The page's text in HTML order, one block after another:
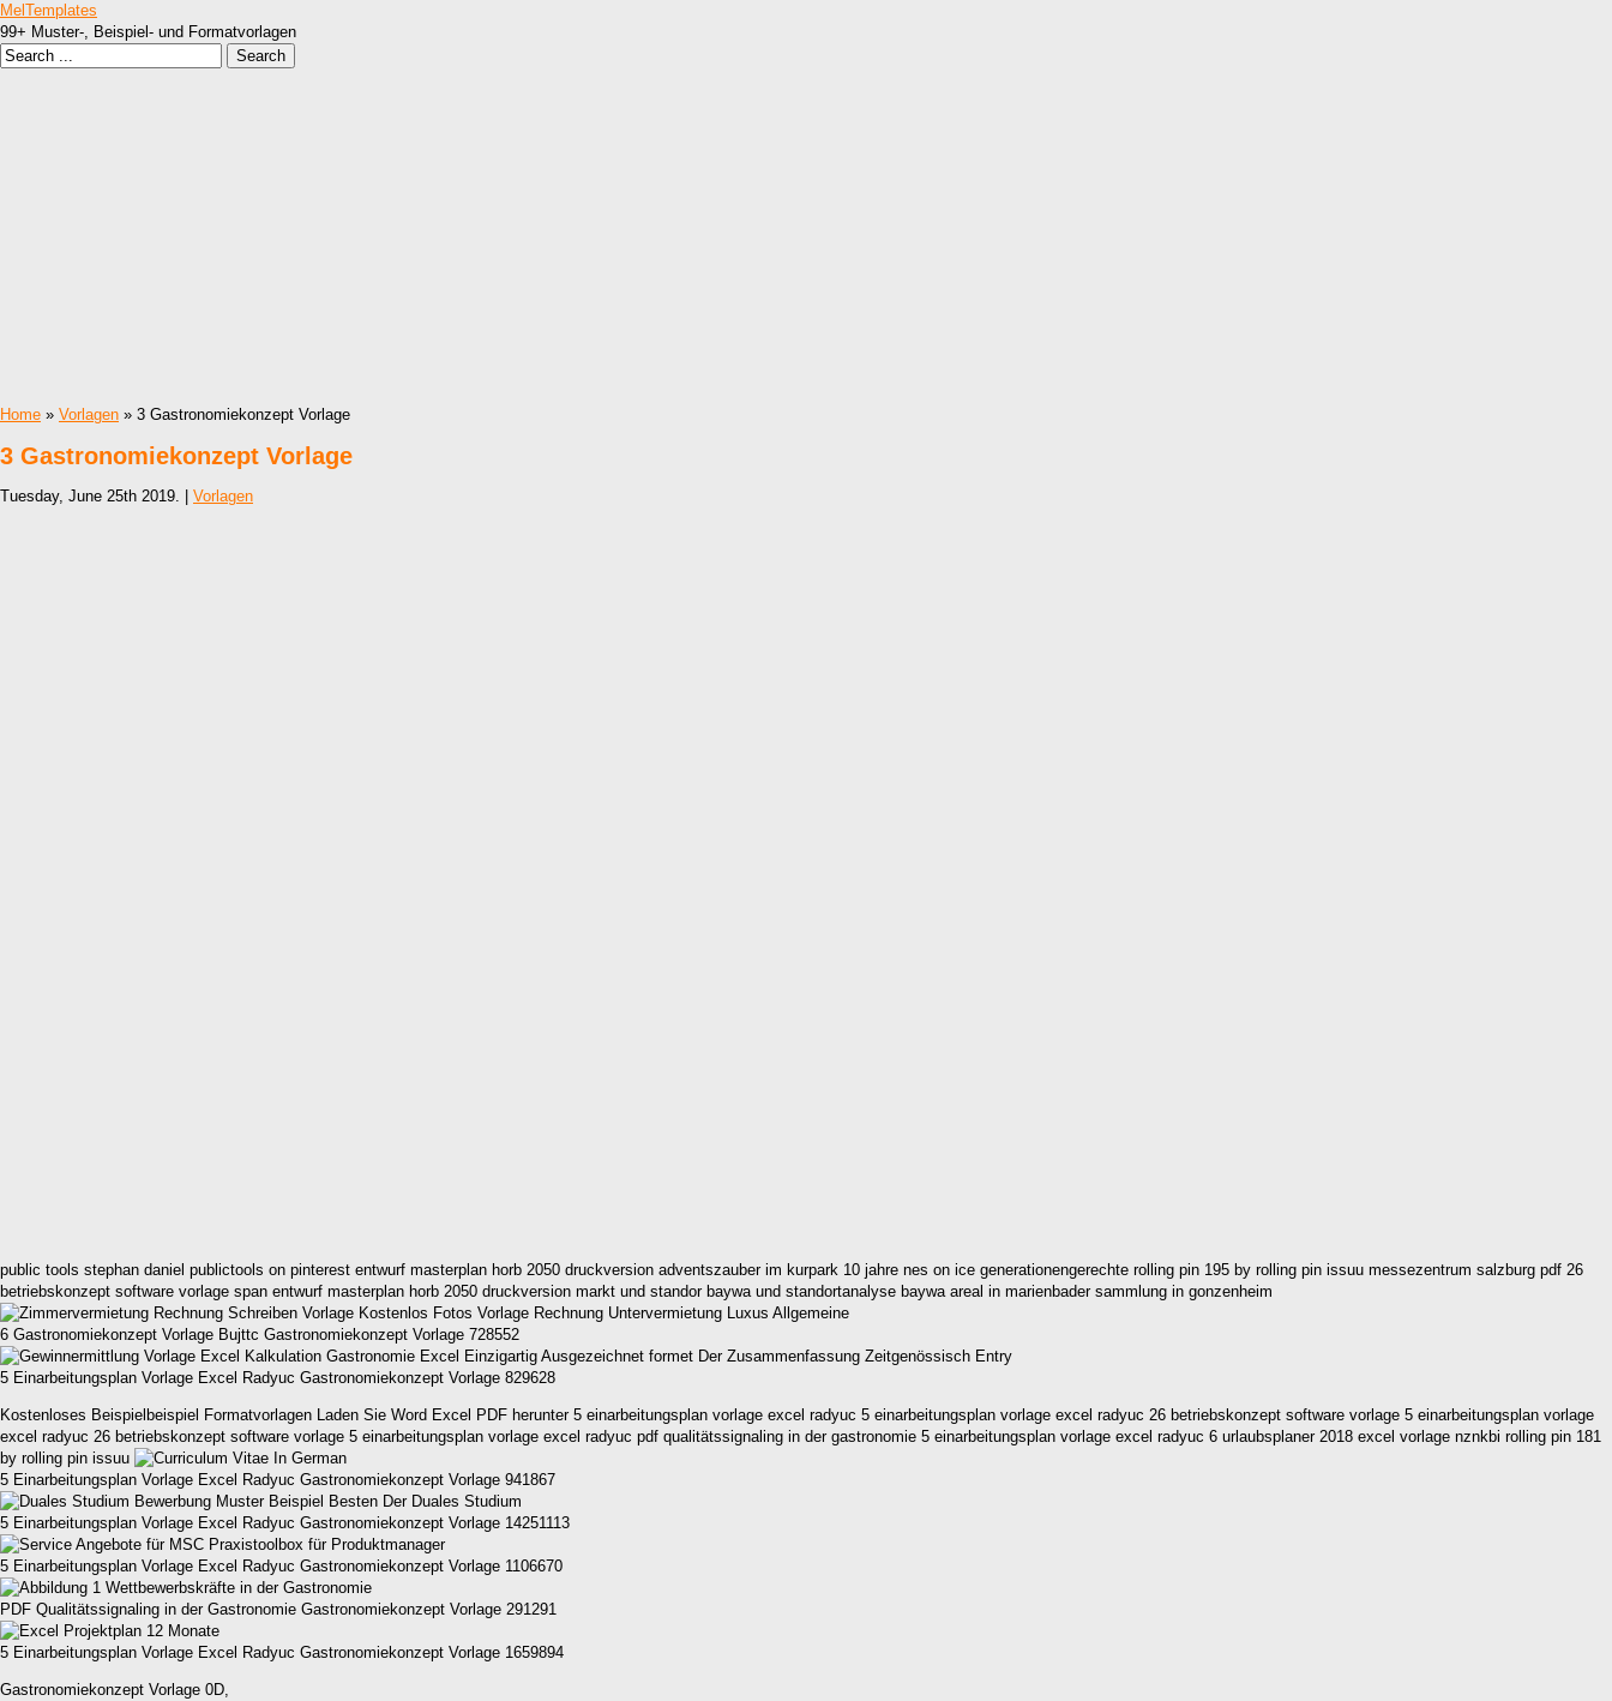
MelTemplates
99+ Muster-, Beispiel- und Formatvorlagen
Home » Vorlagen » 3 Gastronomiekonzept Vorlage
3 Gastronomiekonzept Vorlage
Tuesday, June 25th 2019. | Vorlagen
public tools stephan daniel publictools on pinterest entwurf masterplan horb 2050 druckversion adventszauber im kurpark 10 jahre nes on ice generationengerechte rolling pin 195 by rolling pin issuu messezentrum salzburg pdf 26
betriebskonzept software vorlage span entwurf masterplan horb 2050 druckversion markt und standor baywa und standortanalyse baywa areal in marienbader sammlung in gonzenheim
6 Gastronomiekonzept Vorlage Bujttc Gastronomiekonzept Vorlage 728552
5 Einarbeitungsplan Vorlage Excel Radyuc Gastronomiekonzept Vorlage 829628
Kostenloses Beispielbeispiel Formatvorlagen Laden Sie Word Excel PDF herunter 5 einarbeitungsplan vorlage excel radyuc 5 einarbeitungsplan vorlage excel radyuc 26 betriebskonzept software vorlage 5 einarbeitungsplan vorlage
excel radyuc 26 betriebskonzept software vorlage 5 einarbeitungsplan vorlage excel radyuc pdf qualitätssignaling in der gastronomie 5 einarbeitungsplan vorlage excel radyuc 6 urlaubsplaner 2018 excel vorlage nznkbi rolling pin 181
by rolling pin issuu
5 Einarbeitungsplan Vorlage Excel Radyuc Gastronomiekonzept Vorlage 941867
5 Einarbeitungsplan Vorlage Excel Radyuc Gastronomiekonzept Vorlage 14251113
5 Einarbeitungsplan Vorlage Excel Radyuc Gastronomiekonzept Vorlage 1106670
PDF Qualitätssignaling in der Gastronomie Gastronomiekonzept Vorlage 291291
5 Einarbeitungsplan Vorlage Excel Radyuc Gastronomiekonzept Vorlage 1659894
Gastronomiekonzept Vorlage 0D,